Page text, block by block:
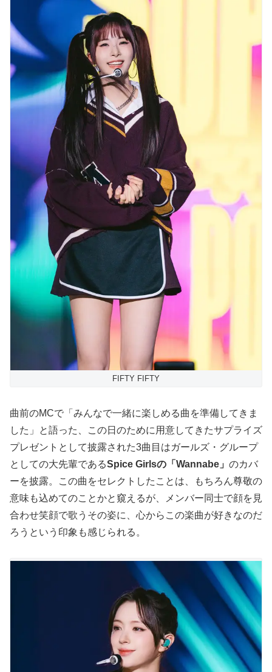
FIFTY FIFTY
曲前のMCで「みんなで一緒に楽しめる曲を準備してきま
した」と語った、この日のために用意してきたサプライズ
プレゼントとして披露された3曲目はガールズ・グループ
としての大先輩であるSpice Girlsの「Wannabe」 のカバ
ーを披露。この曲をセレクトしたことは、もちろん尊敬の
意味も込めてのことかと窺えるが、メンバー同士で顔を見
合わせ笑顔で歌うその姿に、心からこの楽曲が好きなのだ
ろうという印象も感じられる。